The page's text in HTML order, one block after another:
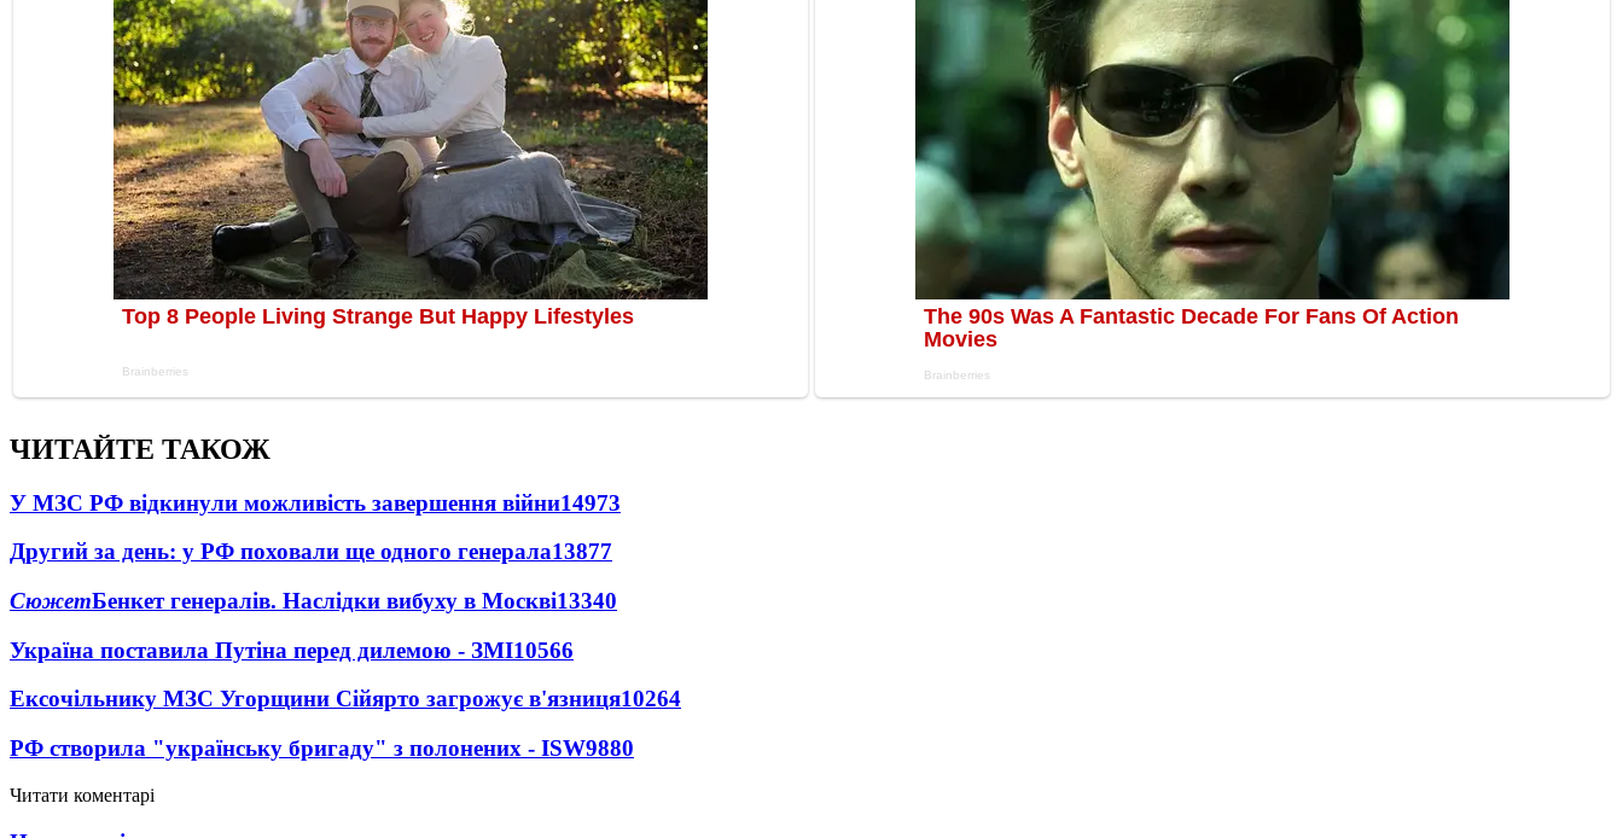
ЧИТАЙТЕ ТАКОЖ
У МЗС РФ відкинули можливість завершення війни14973
Другий за день: у РФ поховали ще одного генерала13877
СюжетБенкет генералів. Наслідки вибуху в Москві13340
Україна поставила Путіна перед дилемою - ЗМІ10566
Ексочільнику МЗС Угорщини Сійярто загрожує в'язниця10264
РФ створила "українську бригаду" з полонених - ISW9880
Читати коментарі